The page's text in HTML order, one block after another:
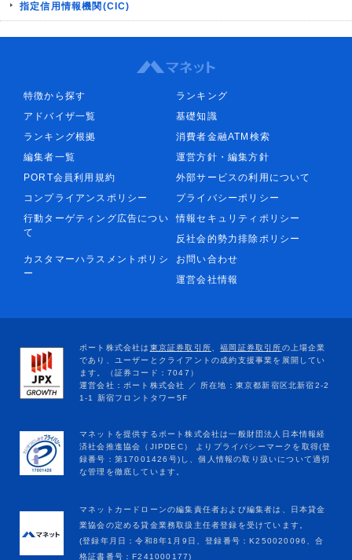
指定信用情報機関(CIC)
特徴から探す
ランキング
アドバイザ一覧
基礎知識
ランキング根拠
消費者金融ATM検索
編集者一覧
運営方針・編集方針
PORT会員利用規約
外部サービスの利用について
コンプライアンスポリシー
プライバシーポリシー
行動ターゲティング広告につい
て
情報セキュリティポリシー
反社会的勢力排除ポリシー
カスタマーハラスメントポリシ
ー
お問い合わせ
運営会社情報
マネットカードローンの編集責任者および編集者は、日本貸金
業協会の定める貸金業務取扱主任者登録を受けています。
(登録年月日：令和8年1月9日、登録番号：K250020096、合
格証書番号：F241000177)